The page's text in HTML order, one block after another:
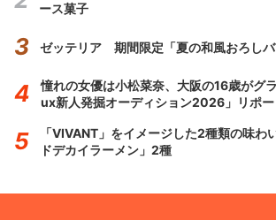
ース菓子
ゼッテリア 期間限定「夏の和風おろしバ
憧れの女優は小松菜奈、大阪の16歳が
ux新人発掘オーディション2026」リポー
「VIVANT」をイメージした2種類の味
ドデカイラーメン」2種